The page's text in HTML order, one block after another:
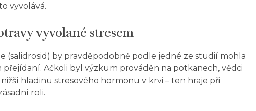
vyvolává.
vyvolané stresem
(salidrosid) by pravděpodobně podle jedné ze studií mohla
přejídaní. Ačkoli byl výzkum prováděn na potkanech, vědci
hladinu stresového hormonu v krvi – ten hraje při
roli.